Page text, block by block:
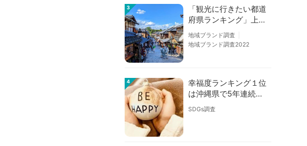
3
「観光に行きたい都道
府県ランキング」上位
の順位に変動あり
地域ブランド調査
地域ブランド調査2022
4
幸福度ランキング１位
は沖縄県で5年連続！
佐賀、愛知が順位上昇
【幸福度調査2026】
SDGs調査